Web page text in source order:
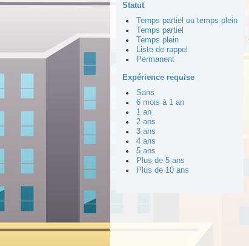
Statut
Temps partiel ou temps plein
Temps partiel
Temps plein
Liste de rappel
Permanent
Expérience requise
Sans
6 mois à 1 an
1 an
2 ans
3 ans
4 ans
5 ans
Plus de 5 ans
Plus de 10 ans